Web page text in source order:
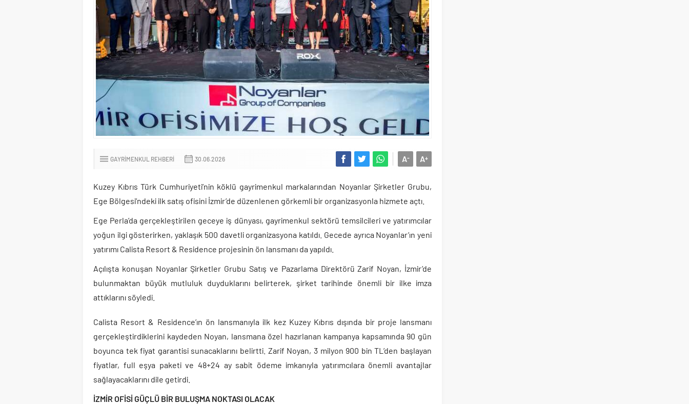
GAYRIMENKUL REHBERI 30.06.2026 A+
A-
Kuzey Kıbrıs Türk Cumhuriyeti’nin köklü gayrimenkul markalarından Noyanlar Şirketler Grubu,
Ege Bölgesi’ndeki ilk satış ofisini İzmir’de düzenlenen görkemli bir organizasyonla hizmete açtı.
Ege Perla’da gerçekleştirilen geceye iş dünyası, gayrimenkul sektörü temsilcileri ve yatırımcılar
yoğun ilgi gösterirken, yaklaşık 500 davetli organizasyona katıldı. Gecede ayrıca Noyanlar’ın yeni
yatırımı Calista Resort & Residence projesinin ön lansmanı da yapıldı.
Açılışta konuşan Noyanlar Şirketler Grubu Satış ve Pazarlama Direktörü Zarif Noyan, İzmir’de
bulunmaktan büyük mutluluk duyduklarını belirterek, şirket tarihinde önemli bir ilke imza
attıklarını söyledi.
Calista Resort & Residence’ın ön lansmanıyla ilk kez Kuzey Kıbrıs dışında bir proje lansmanı
gerçekleştirdiklerini kaydeden Noyan, lansmana özel hazırlanan kampanya kapsamında 90 gün
boyunca tek fiyat garantisi sunacaklarını belirtti. Zarif Noyan, 3 milyon 900 bin TL’den başlayan
fiyatlar, full eşya paketi ve 48+24 aysabit ödeme imkanıyla yatırımcılara önemli avantajlar
sağlayacaklarını dile getirdi.
İZMİR OFİSİ GÜÇLÜ BİR BULUŞMA NOKTASI OLACAK